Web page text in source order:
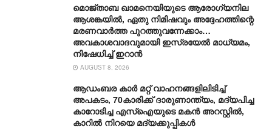
മൊജ്താബ ഖാമനെയിയുടെ ആരോ​ഗ്യനില
ആശങ്കയിൽ, ഏതു നിമിഷവും അദ്ദേഹത്തിന്റെ
മരണവാർത്ത പുറത്തുവന്നേക്കാം…
അവകാശവാദവുമായി ഇസ്രയേൽ മാധ്യമം,
നിഷേധിച്ച് ഇറാൻ
AUGUST 8, 2026
ആഡംബര കാര്‍ മറ്റ് വാഹനങ്ങളിലിടിച്ച്
അപകടം, 70കാരിക്ക് ദാരുണാന്ത്യം, മദ്യപിച്ച
കാറോടിച്ച എസ്ഐയുടെ മകന്‍ അറസ്റ്റില്‍,
കാറില്‍ നിറയെ മദ്യക്കുപ്പികള്‍